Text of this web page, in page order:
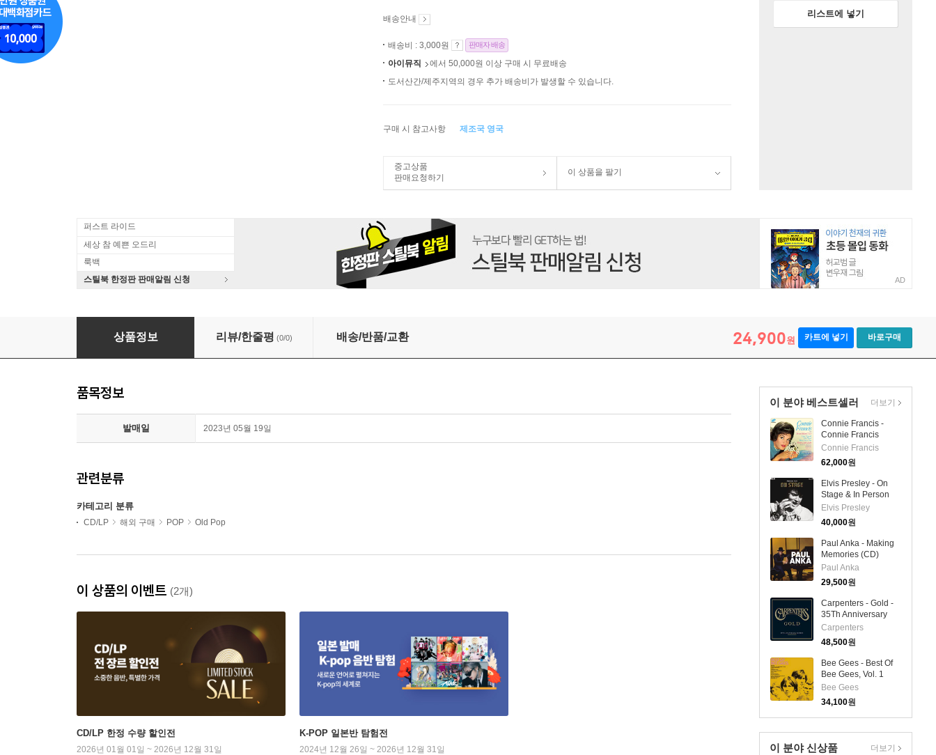
배송안내
배송비 : 3,000원 판매자 배송
아이뮤직
에서 50,000원 이상 구매 시 무료배송
도서산간/제주지역의 경우 추가 배송비가 발생할 수 있습니다.
구매 시 참고사항 제조국 영국
중고상품
판매요청하기
이 상품을 팔기
리스트에 넣기
퍼스트 라이드
세상 참 예쁜 오드리
룩백
스틸북 한정판 판매알림 신청
AD
Eddie Cochran - Don't Forget Me (Remastered)(CD)
상품정보 리뷰/한줄평 (0/0) 배송/반품/교환 24,900원 카트에 넣기 바로구매
이 분야 베스트셀러
Connie Francis -
Connie Francis
Sings (Remastered)
(Collector's Edition)
(LP)
Connie Francis
62,000원
Elvis Presley - On
Stage & In Person
(+10 Bonus-Tracks)
(2CD)
Elvis Presley
40,000원
Paul Anka - Making
Memories (CD)
Paul Anka
29,500원
Carpenters - Gold -
35Th Anniversary
Edition (2CD)
Carpenters
48,500원
Bee Gees - Best Of
Bee Gees, Vol. 1
(CD)
Bee Gees
34,100원
더보기
이 분야 신상품 더보기
품목정보
발매일 2023년 05월 19일
관련분류
카테고리 분류
CD/LP 해외 구매 POP Old Pop
이 상품의 이벤트 (2개)
CD/LP 한정 수량 할인전
2026년 01월 01일 ~ 2026년 12월 31일
K-POP 일본반 탐험전
2024년 12월 26일 ~ 2026년 12월 31일